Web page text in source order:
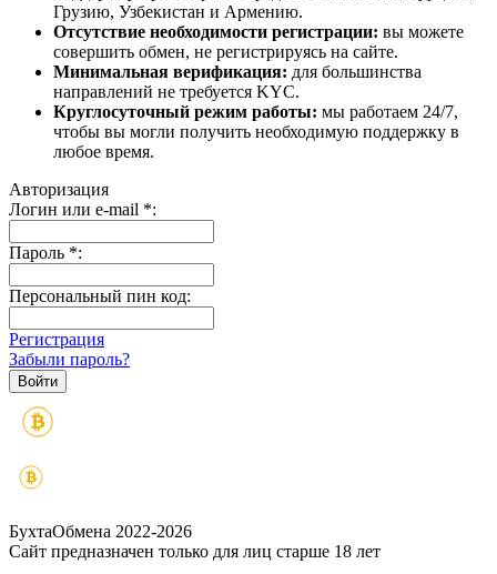
Грузию, Узбекистан и Армению.
Отсутствие необходимости регистрации: вы можете
совершить обмен, не регистрируясь на сайте.
Минимальная верификация: для большинства
направлений не требуется KYC.
Круглосуточный режим работы: мы работаем 24/7,
чтобы вы могли получить необходимую поддержку в
любое время.
Авторизация
Логин или e-mail *:
Пароль *:
Персональный пин код:
Регистрация
Забыли пароль?
БухтаОбмена 2022-2026
Сайт предназначен только для лиц старше 18 лет